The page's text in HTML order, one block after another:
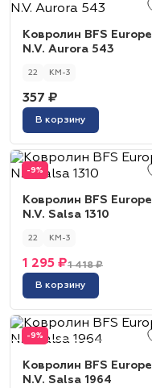
Ковролин BFS Europe
N.V. Aurora 543
22 КМ-3
357 ₽
В корзину
-9%
Ковролин BFS Europe
N.V. Salsa 1310
22 КМ-3
1 418 ₽
1 295 ₽
В корзину
-9%
Ковролин BFS Europe
N.V. Salsa 1964